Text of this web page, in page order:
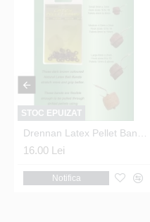
STOC EPUIZAT
16.00 Lei
Notifica
STOC EPUIZAT
58.75 Lei
Notifica